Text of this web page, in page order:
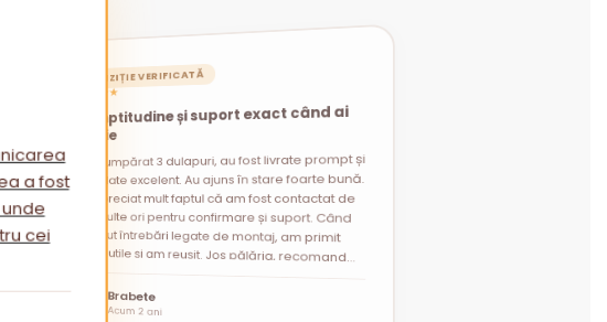
a fost
cei
ACHIZIȚIE VERIFICATĂ
★★★★★
Promptitudine și suport exact când ai
nevoie
„Am cumpărat 3 dulapuri, au fost livrate prompt și
ambalate excelent. Au ajuns în stare foarte bună.
Am apreciat mult faptul că am fost contactat de
mai multe ori pentru confirmare și suport. Când
am avut întrebări legate de montaj, am primit
sfaturi utile și am reușit. Jos pălăria, recomand
Brabete
Acum 2 ani